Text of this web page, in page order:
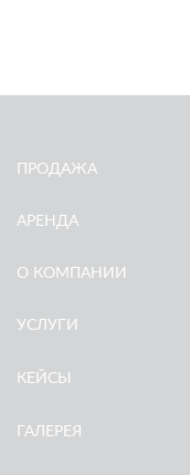
ПРОДАЖА
АРЕНДА
О КОМПАНИИ
УСЛУГИ
КЕЙСЫ
ГАЛЕРЕЯ